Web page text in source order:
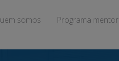
somos Programa mentor